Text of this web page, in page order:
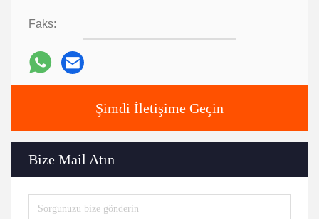
Faks:
Şimdi İletişime Geçin
Bize Mail Atın